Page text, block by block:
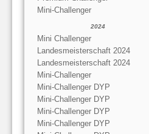
Mini-Challenger
2024
Mini Challenger
Landesmeisterschaft 2024
Landesmeisterschaft 2024
Mini-Challenger
Mini-Challenger DYP
Mini-Challenger DYP
Mini-Challenger DYP
Mini-Challenger DYP